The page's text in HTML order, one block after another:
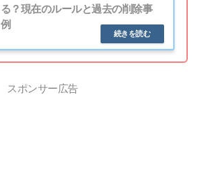
る？現在のルールと過去の削除事
例
スポンサー広告